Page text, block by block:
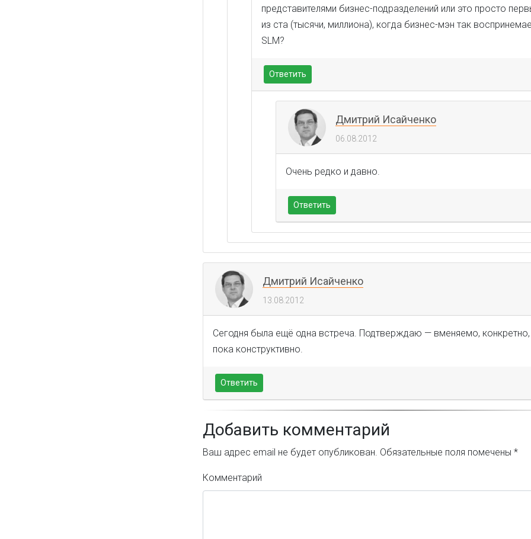
представителями бизнес-подразделений или это просто
из ста (тысячи, миллиона), когда бизнес-мэн так
SLM?
Ответить
Дмитрий Исайченко
06.08.2012
Очень редко и давно.
Ответить
Дмитрий Исайченко
13.08.2012
Сегодня была ещё одна встреча. Подтверждаю — вменяемо,
пока конструктивно.
Ответить
Добавить комментарий
Ваш адрес email не будет опубликован. Обязательные поля помечены *
Комментарий